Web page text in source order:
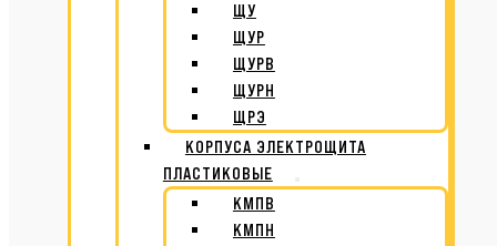
ЩУ
ЩУР
ЩУРВ
ЩУРН
ЩРЭ
КОРПУСА ЭЛЕКТРОЩИТА
ПЛАСТИКОВЫЕ
КМПВ
КМПН